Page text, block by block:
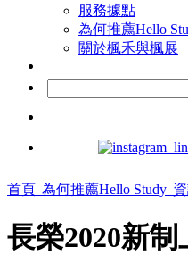
服務據點
為何推薦Hello
關於楓禾與楓展
首頁 為何推薦Hello Study
長榮2020新